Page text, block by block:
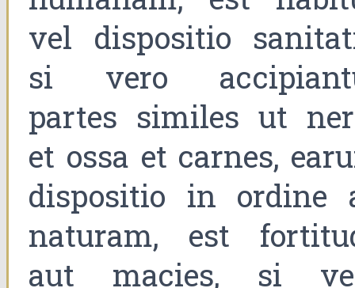
vel dispositio
si vero
partes similes ut
et ossa et carnes,
dispositio in ordine
naturam, est
aut macies, si